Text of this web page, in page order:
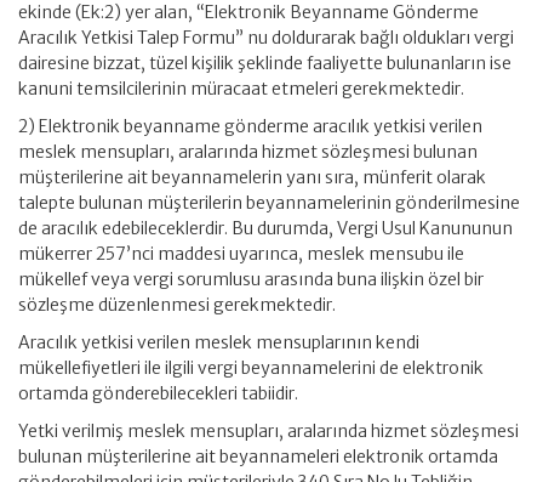
ekinde (Ek:2) yer alan, “Elektronik Beyanname Gönderme
Aracılık Yetkisi Talep Formu” nu doldurarak bağlı oldukları vergi
dairesine bizzat, tüzel kişilik şeklinde faaliyette bulunanların ise
kanuni temsilcilerinin müracaat etmeleri gerekmektedir.
2) Elektronik beyanname gönderme aracılık yetkisi verilen
meslek mensupları, aralarında hizmet sözleşmesi bulunan
müşterilerine ait beyannamelerin yanı sıra, münferit olarak
talepte bulunan müşterilerin beyannamelerinin gönderilmesine
de aracılık edebileceklerdir. Bu durumda, Vergi Usul Kanununun
mükerrer 257’nci maddesi uyarınca, meslek mensubu ile
mükellef veya vergi sorumlusu arasında buna ilişkin özel bir
sözleşme düzenlenmesi gerekmektedir.
Aracılık yetkisi verilen meslek mensuplarının kendi
mükellefiyetleri ile ilgili vergi beyannamelerini de elektronik
ortamda gönderebilecekleri tabiidir.
Yetki verilmiş meslek mensupları, aralarında hizmet sözleşmesi
bulunan müşterilerine ait beyannameleri elektronik ortamda